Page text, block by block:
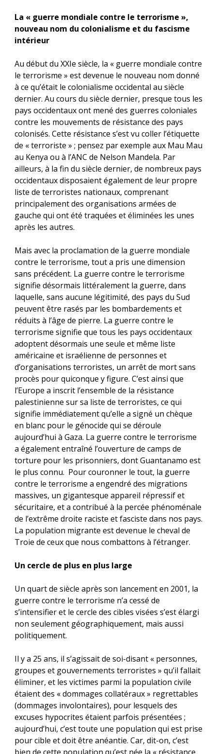
La « guerre mondiale contre le terrorisme »,
nouveau nom du colonialisme et du fascisme
intérieur
Au début du XXIe siècle, la « guerre mondiale contre
le terrorisme » est devenue le nouveau nom donné
à ce qu’était le colonialisme occidental au siècle
dernier. Au cours du siècle dernier, presque tous les
pays occidentaux ont mené des guerres coloniales
contre les mouvements de résistance des pays
colonisés. Cette résistance s’est vu coller l’étiquette
de « terroriste » ; pensez par exemple aux Mau Mau
au Kenya ou à l’ANC de Nelson Mandela. Par
ailleurs, à la fin du siècle dernier, de nombreux pays
occidentaux disposaient également de leur propre
liste de terroristes nationaux, comprenant
principalement des organisations armées de
gauche qui ont été traquées et éliminées les unes
après les autres.
Mais avec la proclamation de la guerre mondiale
contre le terrorisme, tout a pris une dimension
sans précédent. La guerre contre le terrorisme
signifie désormais littéralement la guerre, dans
laquelle, sans aucune légitimité, des pays du Sud
peuvent être rasés par les bombardements et
réduits à l’âge de pierre. La guerre contre le
terrorisme signifie que tous les pays occidentaux
adoptent désormais une seule et même liste
américaine et israélienne de personnes et
d’organisations terroristes, un arrêt de mort sans
procès pour quiconque y figure. C’est ainsi que
l’Europe a inscrit l’ensemble de la résistance
palestinienne sur sa liste de terroristes, ce qui
signifie immédiatement qu’elle a signé un chèque
en blanc pour le génocide qui se déroule
aujourd’hui à Gaza. La guerre contre le terrorisme
a également entraîné l’ouverture de camps de
torture pour les prisonniers, dont Guantanamo est
le plus connu. Pour couronner le tout, la guerre
contre le terrorisme a engendré des migrations
massives, un gigantesque appareil répressif et
sécuritaire, et a contribué à la percée phénoménale
de l’extrême droite raciste et fasciste dans nos pays.
La population migrante est devenue le cheval de
Troie de ceux que nous combattons à l’étranger.
Un cercle de plus en plus large
Un quart de siècle après son lancement en 2001, la
guerre contre le terrorisme n’a cessé de
s’intensifier et le cercle des cibles visées s’est élargi
non seulement géographiquement, mais aussi
politiquement.
Il y a 25 ans, il s’agissait de soi-disant « personnes,
groupes et gouvernements terroristes » qu’il fallait
éliminer, et les victimes parmi la population civile
étaient des « dommages collatéraux » regrettables
(dommages involontaires), pour lesquels des
excuses hypocrites étaient parfois présentées ;
aujourd’hui, c’est toute une population qui est prise
pour cible et doit être anéantie. Car, dit-on, c’est